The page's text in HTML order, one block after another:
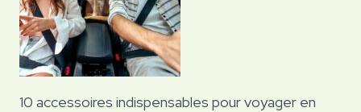
10 accessoires indispensables pour voyager en